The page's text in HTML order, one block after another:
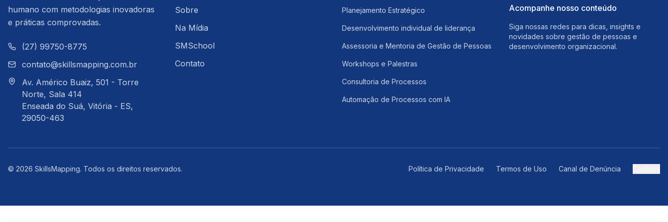
humano com metodologias inovadoras
e práticas comprovadas.
(27) 99750-8775
contato@skillsmapping.com.br
Av. Américo Buaiz, 501 - Torre
Norte, Sala 414
Enseada do Suá, Vitória - ES,
29050-463
Sobre
Na Mídia
SMSchool
Contato
Planejamento Estratégico
Desenvolvimento individual de liderança
Assessoria e Mentoria de Gestão de Pessoas
Workshops e Palestras
Consultoria de Processos
Automação de Processos com IA
Acompanhe nosso conteúdo
Siga nossas redes para dicas, insights e
novidades sobre gestão de pessoas e
desenvolvimento organizacional.
© 2026 SkillsMapping. Todos os direitos reservados. Política de Privacidade Termos de Uso Canal de Denúncia